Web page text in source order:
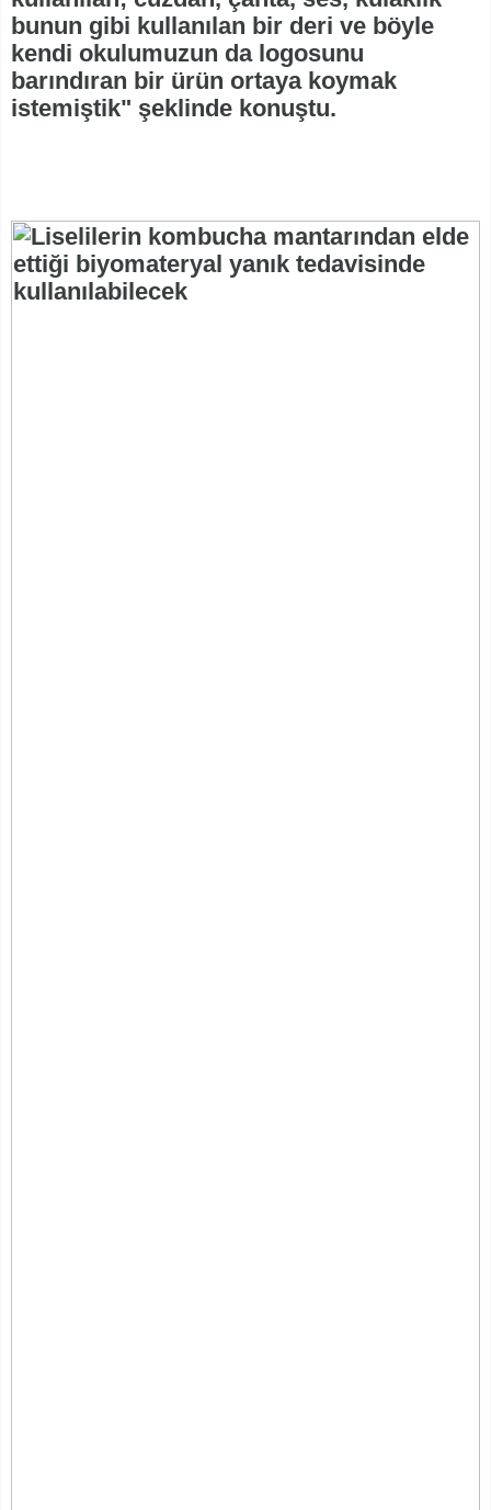
bunun gibi kullanılan bir deri ve böyle
kendi okulumuzun da logosunu
barındıran bir ürün ortaya koymak
istemiştik" şeklinde konuştu.